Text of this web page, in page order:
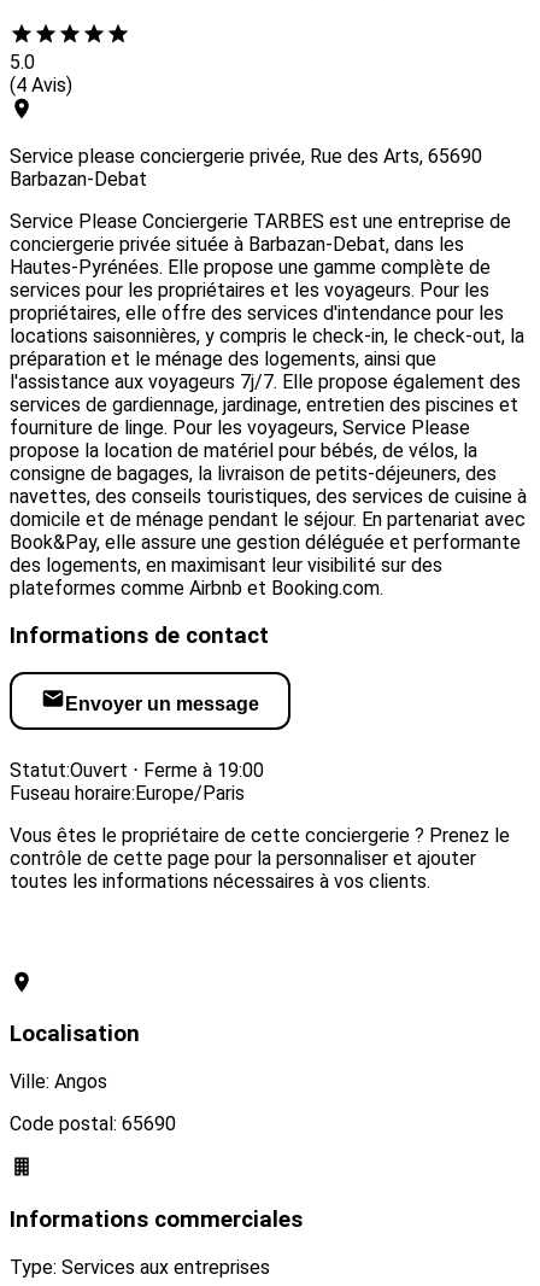
5.0
(4 Avis)
Service please conciergerie privée, Rue des Arts, 65690
Barbazan-Debat
Service Please Conciergerie TARBES est une entreprise de
conciergerie privée située à Barbazan-Debat, dans les
Hautes-Pyrénées. Elle propose une gamme complète de
services pour les propriétaires et les voyageurs. Pour les
propriétaires, elle offre des services d'intendance pour les
locations saisonnières, y compris le check-in, le check-out, la
préparation et le ménage des logements, ainsi que
l'assistance aux voyageurs 7j/7. Elle propose également des
services de gardiennage, jardinage, entretien des piscines et
fourniture de linge. Pour les voyageurs, Service Please
propose la location de matériel pour bébés, de vélos, la
consigne de bagages, la livraison de petits-déjeuners, des
navettes, des conseils touristiques, des services de cuisine à
domicile et de ménage pendant le séjour. En partenariat avec
Book&Pay, elle assure une gestion déléguée et performante
des logements, en maximisant leur visibilité sur des
plateformes comme Airbnb et Booking.com.
Informations de contact
Envoyer un message
Statut:Ouvert ⋅ Ferme à 19:00
Fuseau horaire:Europe/Paris
Vous êtes le propriétaire de cette conciergerie ? Prenez le
contrôle de cette page pour la personnaliser et ajouter
toutes les informations nécessaires à vos clients.
Localisation
Ville: Angos
Code postal: 65690
Informations commerciales
Type: Services aux entreprises